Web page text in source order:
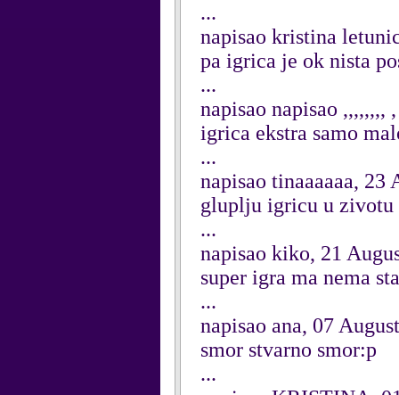
...
napisao kristina
pa igrica je ok nista
...
napisao napisao ,,,,,,,,
igrica ekstra samo
...
napisao tinaaaaaa, 23
gluplju igricu u zivotu
...
napisao kiko, 21
super igra ma nema
...
napisao ana, 07
smor stvarno smor:p
...